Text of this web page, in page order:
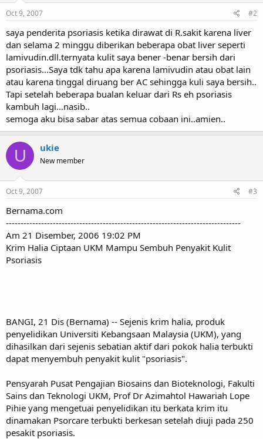
Oct 9, 2007 #2
saya penderita psoriasis ketika dirawat di R.sakit karena liver
dan selama 2 minggu diberikan beberapa obat liver seperti
lamivudin.dll.ternyata kulit saya bener -benar bersih dari
psoriasis...Saya tdk tahu apa karena lamivudin atau obat lain
atau karena tinggal diruang ber AC sehingga kuli saya bersih..
Tapi setelah beberapa bualan keluar dari Rs eh psoriasis
kambuh lagi...nasib..
semoga aku bisa sabar atas semua cobaan ini..amien..
U ukie
New member
Oct 9, 2007 #3
Bernama.com
--------------------------------------------------------------------------------
Am 21 Disember, 2006 19:02 PM
Krim Halia Ciptaan UKM Mampu Sembuh Penyakit Kulit
Psoriasis
BANGI, 21 Dis (Bernama) -- Sejenis krim halia, produk
penyelidikan Universiti Kebangsaan Malaysia (UKM), yang
dihasilkan dari sejenis sebatian aktif dari pokok halia terbukti
dapat menyembuh penyakit kulit "psoriasis".
Pensyarah Pusat Pengajian Biosains dan Bioteknologi, Fakulti
Sains dan Teknologi UKM, Prof Dr Azimahtol Hawariah Lope
Pihie yang mengetuai penyelidikan itu berkata krim itu
dinamakan Psorcare terbukti berkesan setelah diuji pada 250
pesakit psoriasis.